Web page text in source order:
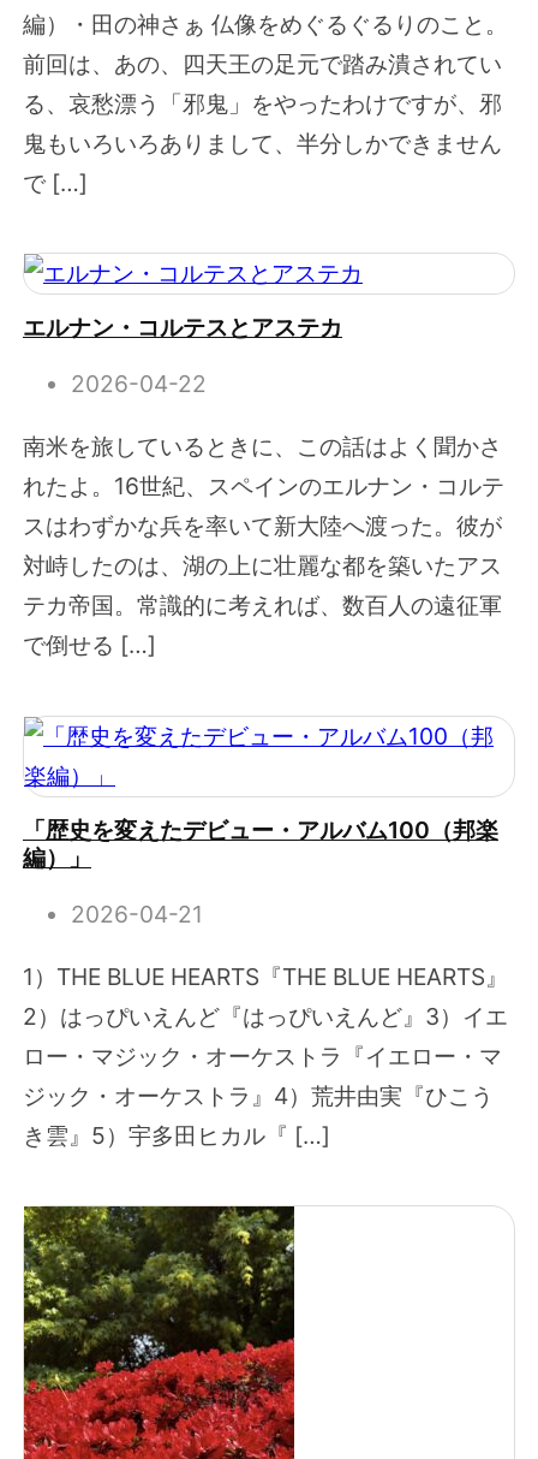
編）・田の神さぁ 仏像をめぐるぐるりのこと。
前回は、あの、四天王の足元で踏み潰されてい
る、哀愁漂う「邪鬼」をやったわけですが、邪
鬼もいろいろありまして、半分しかできません
で […]
エルナン・コルテスとアステカ
2026-04-22
南米を旅しているときに、この話はよく聞かさ
れたよ。16世紀、スペインのエルナン・コルテ
スはわずかな兵を率いて新大陸へ渡った。彼が
対峙したのは、湖の上に壮麗な都を築いたアス
テカ帝国。常識的に考えれば、数百人の遠征軍
で倒せる […]
「歴史を変えたデビュー・アルバム100（邦楽
編）」
2026-04-21
1）THE BLUE HEARTS『THE BLUE HEARTS』
2）はっぴいえんど『はっぴいえんど』3）イエ
ロー・マジック・オーケストラ『イエロー・マ
ジック・オーケストラ』4）荒井由実『ひこう
き雲』5）宇多田ヒカル『 […]